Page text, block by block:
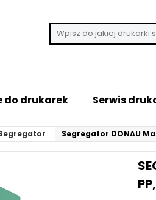
do drukarek Serwis
Segregator DONAU